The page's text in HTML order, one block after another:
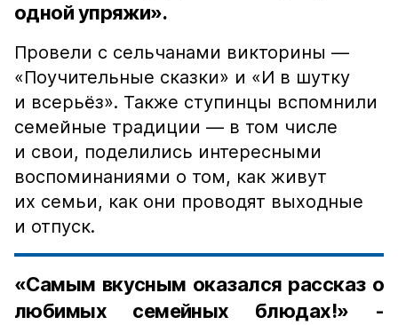
одной упряжи».
Провели с сельчанами викторины —
«Поучительные сказки» и «И в шутку
и всерьёз». Также ступинцы вспомнили
семейные традиции — в том числе
и свои, поделились интересными
воспоминаниями о том, как живут
их семьи, как они проводят выходные
и отпуск.
«Самым вкусным оказался рассказ о
любимых семейных блюдах!» -